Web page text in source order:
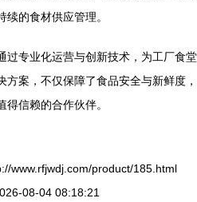
的食材供应管理。
过专业化运营与创新技术，为工厂食堂
案，不仅保障了食品安全与新鲜度，
信赖的合作伙伴。
www.rfjwdj.com/product/185.html
08-04 08:18:21